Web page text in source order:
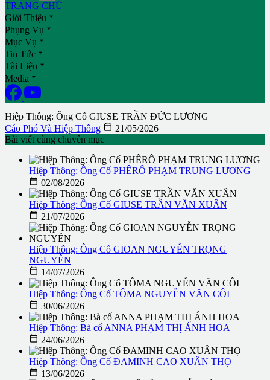
TRANG CHỦ
Giới Thiệu 
Phụng Vụ 
Mục Vụ 
Tin Tức 
Tài Liệu 
Media 
Hiệp Thông: Ông Cố GIUSE TRẦN ĐỨC LƯƠNG
Cáo Phó Và Hiệp Thông  21/05/2026
Bài viết cùng chuyên mục
Hiệp Thông: Ông Cố PHÊRÔ PHẠM TRUNG LƯƠNG
 02/08/2026
Hiệp Thông: Ông Cố GIUSE TRẦN VĂN XUÂN
 21/07/2026
Hiệp Thông: Ông Cố GIOAN NGUYỄN TRỌNG
NGUYÊN
 14/07/2026
Hiệp Thông: Ông Cố TÔMA NGUYỄN VĂN CÔI
 30/06/2026
Hiệp Thông: Bà cố ANNA PHẠM THỊ ÁNH HOA
 24/06/2026
Hiệp Thông: Ông Cố ĐAMINH CAO XUÂN THỌ
 13/06/2026